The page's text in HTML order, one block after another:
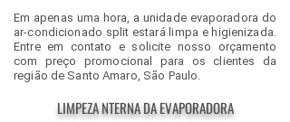
Em apenas uma hora, a unidade evaporadora do
ar-condicionado split estará limpa e higienizada.
Entre em contato e solicite nosso orçamento
com preço promocional para os clientes da
região de Santo Amaro, São Paulo.
LIMPEZA NTERNA DA EVAPORADORA